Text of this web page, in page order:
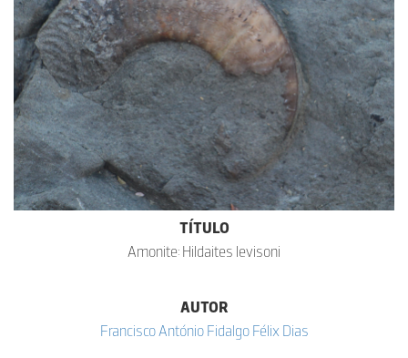
TÍTULO
Amonite: Hildaites levisoni
AUTOR
Francisco António Fidalgo Félix Dias